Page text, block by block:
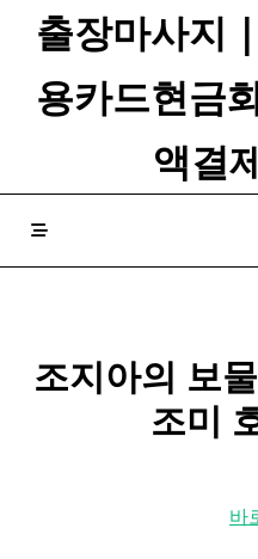
출장마사지
용카드현금
액결
조지아의 보
조미
바